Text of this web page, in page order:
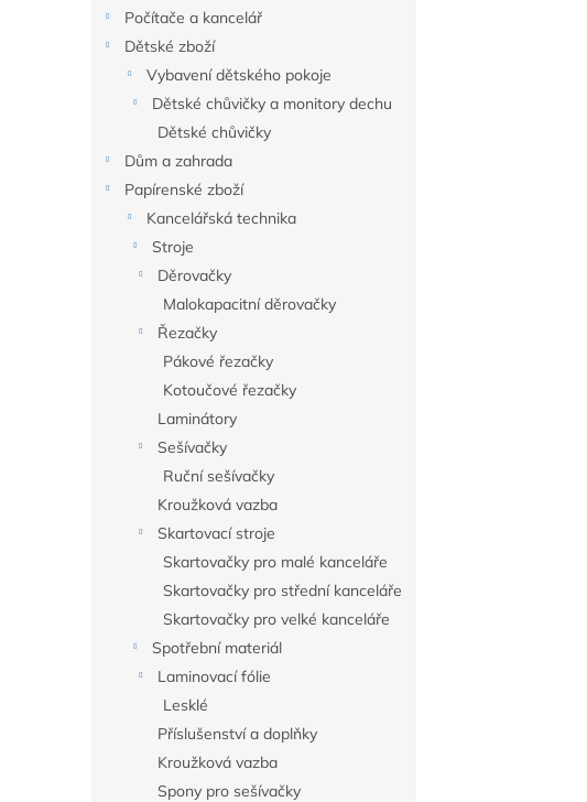
Počítače a kancelář
Dětské zboží
Vybavení dětského pokoje
Dětské chůvičky a monitory dechu
Dětské chůvičky
Dům a zahrada
Papírenské zboží
Kancelářská technika
Stroje
Děrovačky
Malokapacitní děrovačky
Řezačky
Pákové řezačky
Kotoučové řezačky
Laminátory
Sešívačky
Ruční sešívačky
Kroužková vazba
Skartovací stroje
Skartovačky pro malé kanceláře
Skartovačky pro střední kanceláře
Skartovačky pro velké kanceláře
Spotřební materiál
Laminovací fólie
Lesklé
Příslušenství a doplňky
Kroužková vazba
Spony pro sešívačky